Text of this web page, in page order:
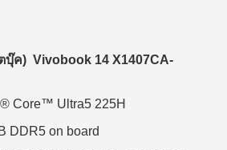
บุ๊ค) Vivobook 14 X1407CA-
Ultra5 225H
on board